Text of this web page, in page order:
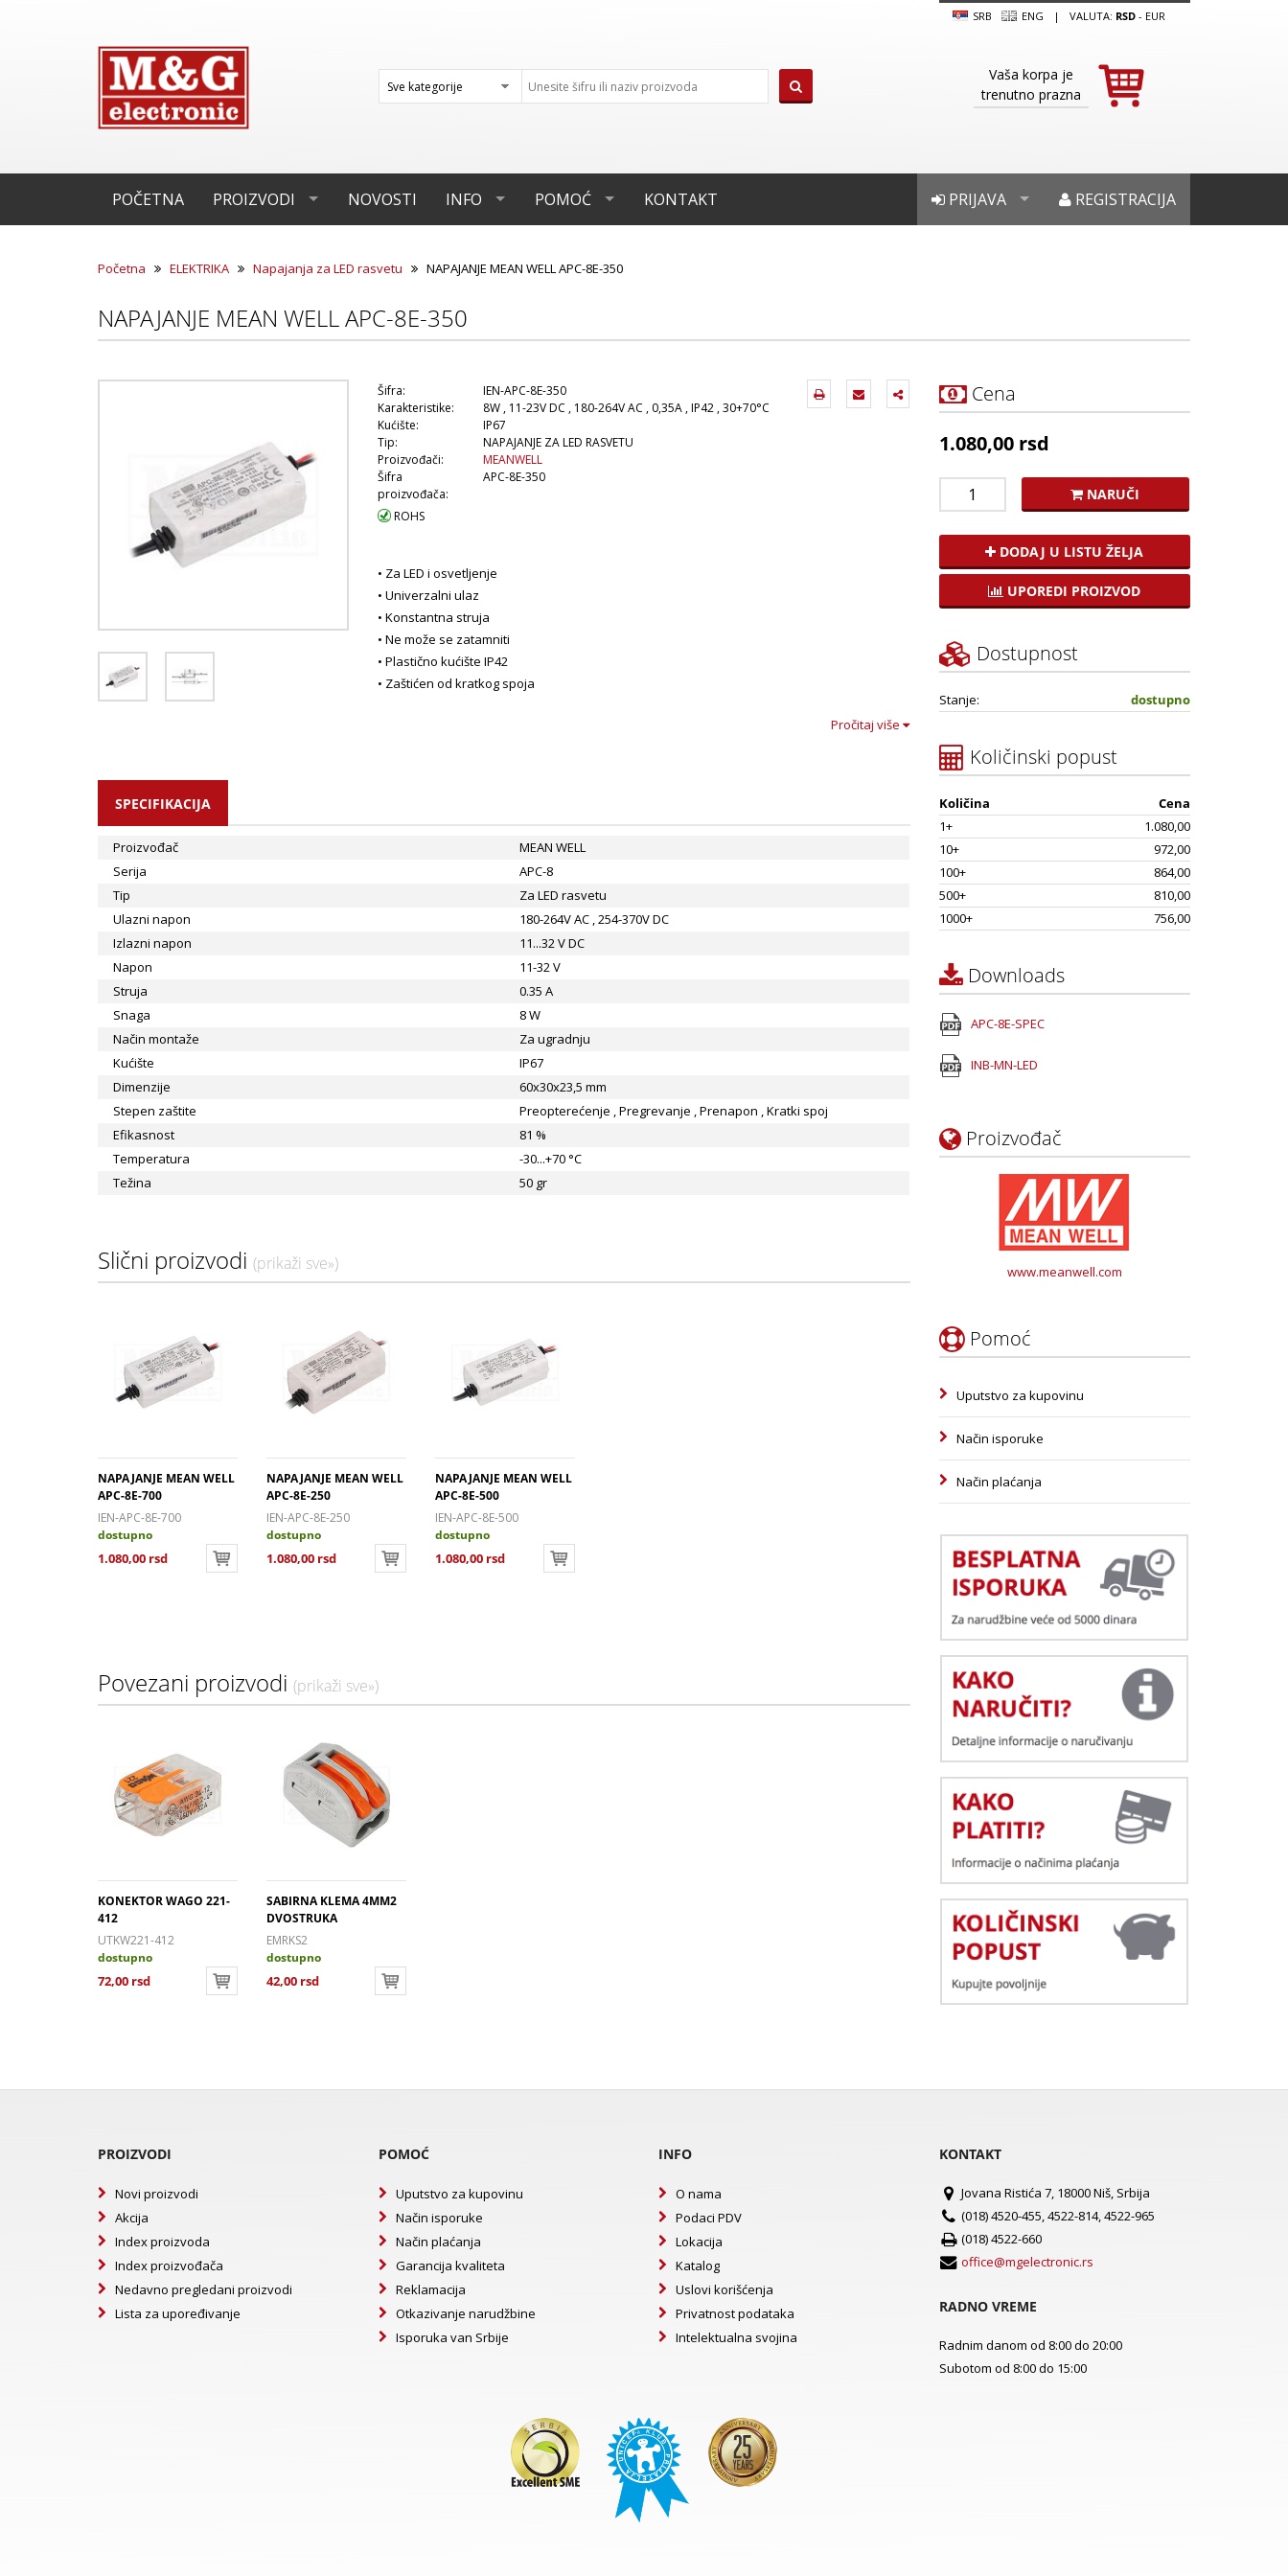
SRB ENG | VALUTA: RSD- EUR
Vaša korpa je
trenutno prazna
POČETNA PROIZVODI NOVOSTI INFO POMOĆ KONTAKT REGISTRACIJA
PRIJAVA
Početna ELEKTRIKA Napajanja za LED rasvetu NAPAJANJE MEAN WELL APC-8E-350
NAPAJANJE MEAN WELL APC-8E-350
Šifra:
IEN-APC-8E-350
Karakteristike:
8W , 11-23V DC , 180-264V AC , 0,35A , IP42 , 30+70°C
Kućište:
IP67
Tip:
NAPAJANJE ZA LED RASVETU
Proizvođači:
MEANWELL
Šifra
proizvođača:
APC-8E-350
ROHS
• Za LED i osvetljenje
• Univerzalni ulaz
• Konstantna struja
• Ne može se zatamniti
• Plastično kućište IP42
• Zaštićen od kratkog spoja
Pročitaj više
SPECIFIKACIJA
Proizvođač
MEAN WELL
Serija
APC-8
Tip
Za LED rasvetu
Ulazni napon
180-264V AC , 254-370V DC
Izlazni napon
11...32 V DC
Napon
11-32 V
Struja
0.35 A
Snaga
8 W
Način montaže
Za ugradnju
Kućište
IP67
Dimenzije
60x30x23,5 mm
Stepen zaštite
Preopterećenje , Pregrevanje , Prenapon , Kratki spoj
Efikasnost
81 %
Temperatura
-30...+70 °C
Težina
50 gr
Slični proizvodi (prikaži sve»)
NAPAJANJE MEAN WELL
APC-8E-700
IEN-APC-8E-700
dostupno
1.080,00 rsd
NAPAJANJE MEAN WELL
APC-8E-250
IEN-APC-8E-250
dostupno
1.080,00 rsd
NAPAJANJE MEAN WELL
APC-8E-500
IEN-APC-8E-500
dostupno
1.080,00 rsd
Povezani proizvodi (prikaži sve»)
KONEKTOR WAGO 221-
412
UTKW221-412
dostupno
72,00 rsd
SABIRNA KLEMA 4MM2
DVOSTRUKA
EMRKS2
dostupno
42,00 rsd
Cena
1.080,00 rsd
NARUČI
DODAJ U LISTU ŽELJA
UPOREDI PROIZVOD
Dostupnost
Stanje: dostupno
Količinski popust
Količina
Cena
1+
1.080,00
10+
972,00
100+
864,00
500+
810,00
1000+
756,00
Downloads
APC-8E-SPEC
INB-MN-LED
Proizvođač
www.meanwell.com
Pomoć
Uputstvo za kupovinu
Način isporuke
Način plaćanja
PROIZVODI
Novi proizvodi
Akcija
Index proizvoda
Index proizvođača
Nedavno pregledani proizvodi
Lista za upoređivanje
POMOĆ
Uputstvo za kupovinu
Način isporuke
Način plaćanja
Garancija kvaliteta
Reklamacija
Otkazivanje narudžbine
Isporuka van Srbije
INFO
O nama
Podaci PDV
Lokacija
Katalog
Uslovi korišćenja
Privatnost podataka
Intelektualna svojina
KONTAKT
Jovana Ristića 7, 18000 Niš, Srbija
(018) 4520-455, 4522-814, 4522-965
(018) 4522-660
office@mgelectronic.rs
RADNO VREME
Radnim danom od 8:00 do 20:00
Subotom od 8:00 do 15:00